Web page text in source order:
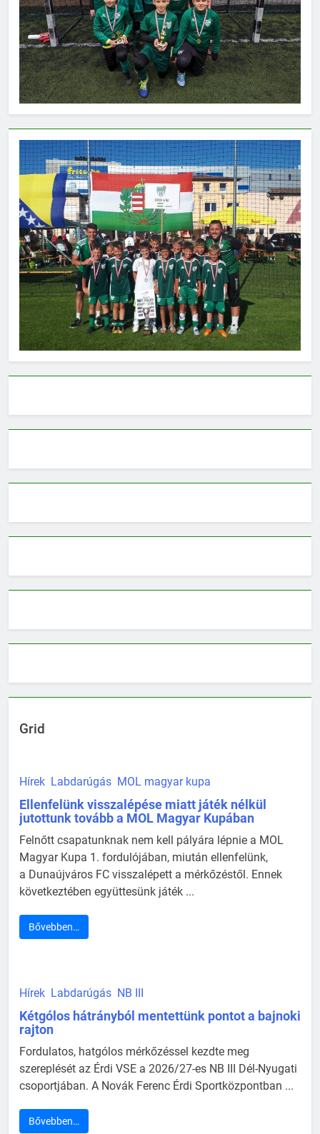
Grid
Hírek Labdarúgás MOL magyar kupa
Ellenfelünk visszalépése miatt játék nélkül
jutottunk tovább a MOL Magyar Kupában
Felnőtt csapatunknak nem kell pályára lépnie a MOL
Magyar Kupa 1. fordulójában, miután ellenfelünk,
a Dunaújváros FC visszalépett a mérkőzéstől. Ennek
következtében együttesünk játék ...
Bővebben…
Hírek Labdarúgás NB III
Kétgólos hátrányból mentettünk pontot a bajnoki
rajton
Fordulatos, hatgólos mérkőzéssel kezdte meg
szereplését az Érdi VSE a 2026/27-es NB III Dél-Nyugati
csoportjában. A Novák Ferenc Érdi Sportközpontban ...
Bővebben…